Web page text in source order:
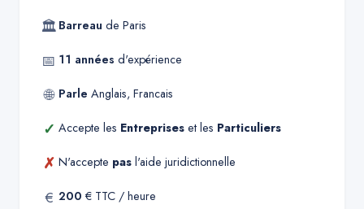
🏛 Barreau de Paris
📅 11 années d'expérience
🌐 Parle Anglais, Francais
✓ Accepte les Entreprises et les Particuliers
✗ N'accepte pas l'aide juridictionnelle
€ 200 € TTC / heure